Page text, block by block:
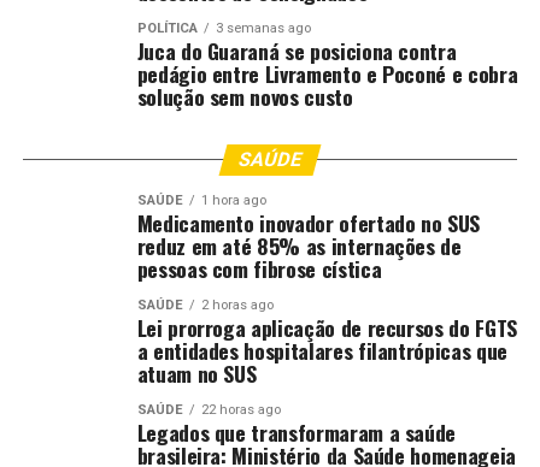
POLÍTICA 3 semanas ago
Juca do Guaraná se posiciona contra
pedágio entre Livramento e Poconé e cobra
solução sem novos custo
SAÚDE
SAÚDE 1 hora ago
Medicamento inovador ofertado no SUS
reduz em até 85% as internações de
pessoas com fibrose cística
SAÚDE 2 horas ago
Lei prorroga aplicação de recursos do FGTS
a entidades hospitalares filantrópicas que
atuam no SUS
SAÚDE 22 horas ago
Legados que transformaram a saúde
brasileira: Ministério da Saúde homenageia